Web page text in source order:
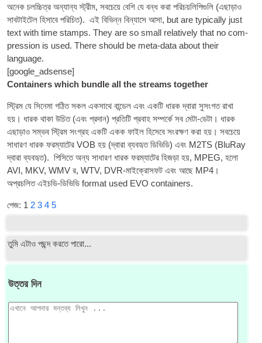
অনেক চলচ্চিত্র অন্যান্য স্ট্রীম, সবচেয়ে বেশি যে বন্ধ করা পরিচয়লিপিগুলি (এছাড়াও
সাবটাইটেল হিসাবে পরিচিত). এই বিভিন্ন বিন্যাসে আসা, but are typ­ic­ally just
text with time stamps. They are so small rel­at­ively that no com­
pres­sion is used. There should be meta-data about their
language.
[google_adsense]
Con­tain­ers which bundle all the streams together
স্ট্রিম যে সিনেমা গঠিত সকল একসাথে বান্ডেল এবং একটি ধারক দ্বারা সুসংগত রাখা
হয়। ধারক থাকা উচিত (এবং প্রদান) প্রতিটি প্রবাহ সম্পর্কে সব মেটা-ডেটা। ধারক
এছাড়াও সম্ভব স্ট্রিম সংগ্রহ একটি একক ফাইল হিসেবে সংরক্ষণ করা হয়। সবচেয়ে
সাধারণ ধারক ফরম্যাটের VOB হয় (দ্বারা ব্যবহৃতডিভিডি) এবং M2TS (BluRay
দ্বারা ব্যবহৃত). পিসিতে অন্য সাধারণ ধারক ফরম্যাটের হিজড়া হয়, MPEG, হলো
AVI, MKV, WMV র, WTV, DVR-মাইক্রোসফট এবং আছে MP4।
অপ্রচলিত এইচডি-ডিভিডি format used EVO containers.
পেজ: 1 2 3 4 5
তুমি এটাও পছন্দ করতে পারো...
উত্তর দিন